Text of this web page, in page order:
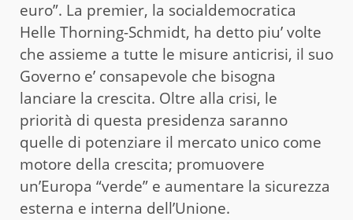
euro”. La premier, la socialdemocratica
Helle Thorning-Schmidt, ha detto piu’ volte
che assieme a tutte le misure anticrisi, il suo
Governo e’ consapevole che bisogna
lanciare la crescita. Oltre alla crisi, le
priorità di questa presidenza saranno
quelle di potenziare il mercato unico come
motore della crescita; promuovere
un’Europa “verde” e aumentare la sicurezza
esterna e interna dell’Unione.